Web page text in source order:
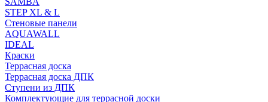
STEP XL & L
Стеновые панели
AQUAWALL
IDEAL
Краски
Террасная доска
Террасная доска ДПК
Ступени из ДПК
Комплектующие для террасной доски